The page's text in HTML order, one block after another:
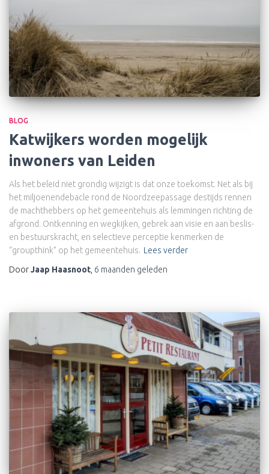
BLOG
Katwijkers worden mogelijk
inwoners van Leiden
Als het beleid niet grondig wijzigt is dat onze toekomst. Net als bij
het miljoenendebacle rond de Noordzeepassage destijds rennen
de machthebbers op het gemeentehuis als lemmingen richting de
afgrond. Ontkenning en wegkijken, gebrek aan visie en aan beslis-
en bestuurskracht, en selectieve perceptie kenmerken de
“groupthink” op het gemeentehuis. Lees verder
DoorJaap Haasnoot, 6 maanden geleden